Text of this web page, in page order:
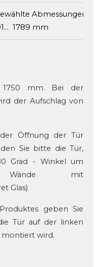
Abmessungen im
1789 mm
mm. Bei der
der Aufschlag von
Öffnung der Tür
Sie bitte die Tür,
Grad - Winkel um
mit
Glas)
geben Sie
Tür auf der linken
montiert wird.